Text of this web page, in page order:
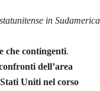
in Sudamerica
che contingenti.
dell’area
Uniti nel corso